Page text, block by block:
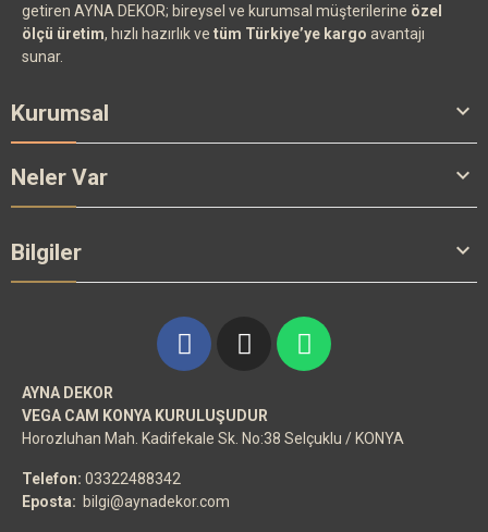
getiren AYNA DEKOR; bireysel ve kurumsal müşterilerine özel
ölçü üretim, hızlı hazırlık ve tüm Türkiye’ye kargo avantajı
sunar.
Kurumsal 
Neler Var 
Bilgiler 
AYNA DEKOR
VEGA CAM KONYA KURULUŞUDUR
Horozluhan Mah. Kadifekale Sk. No:38 Selçuklu / KONYA
Telefon: 03322488342
Eposta: bilgi@aynadekor.com